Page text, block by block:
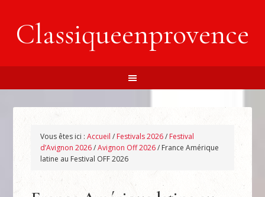
Classiqueenprovence
Vous êtes ici :Accueil / Festivals 2026/ Festival
d’Avignon 2026/Avignon Off 2026/ France Amérique
latine au Festival OFF 2026